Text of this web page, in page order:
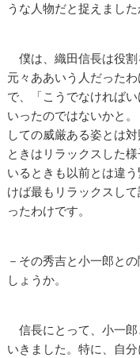
うな人物だと捉えました
僕は、織田信長は役割
元々ああいう人だった
で、「こうでなければ
いったのではないかと
しての威厳ある姿とは
ときはリラックスした
いるときも以前とは違
けば最もリラックスし
ったわけです。
－その秀吉と小一郎と
しょうか。
信長にとって、小一郎
いきました。特に、自